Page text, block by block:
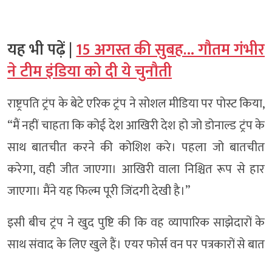
यह भी पढ़ें |15 अगस्त की सुबह… गौतम गंभीर
ने टीम इंडिया को दी ये चुनौती
राष्ट्रपति ट्रंप के बेटे एरिक ट्रंप ने सोशल मीडिया पर पोस्ट किया,
“मैं नहीं चाहता कि कोई देश आखिरी देश हो जो डोनाल्ड ट्रंप के
साथ बातचीत करने की कोशिश करे। पहला जो बातचीत
करेगा, वही जीत जाएगा। आखिरी वाला निश्चित रूप से हार
जाएगा। मैंने यह फिल्म पूरी जिंदगी देखी है।”
इसी बीच ट्रंप ने खुद पुष्टि की कि वह व्यापारिक साझेदारों के
साथ संवाद के लिए खुले हैं। एयर फोर्स वन पर पत्रकारों से बात